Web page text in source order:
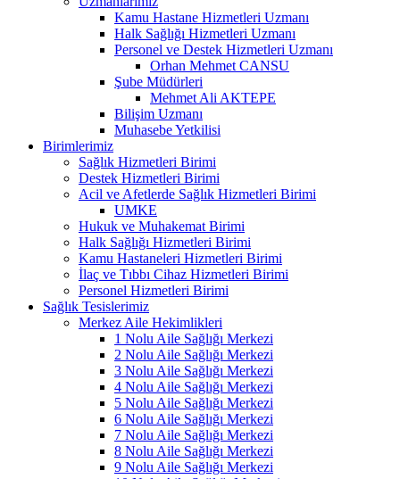
Kamu Hastane Hizmetleri Uzmanı
Halk Sağlığı Hizmetleri Uzmanı
Personel ve Destek Hizmetleri Uzmanı
Orhan Mehmet CANSU
Şube Müdürleri
Mehmet Ali AKTEPE
Bilişim Uzmanı
Muhasebe Yetkilisi
Birimlerimiz
Sağlık Hizmetleri Birimi
Destek Hizmetleri Birimi
Acil ve Afetlerde Sağlık Hizmetleri Birimi
UMKE
Hukuk ve Muhakemat Birimi
Halk Sağlığı Hizmetleri Birimi
Kamu Hastaneleri Hizmetleri Birimi
İlaç ve Tıbbı Cihaz Hizmetleri Birimi
Personel Hizmetleri Birimi
Sağlık Tesislerimiz
Merkez Aile Hekimlikleri
1 Nolu Aile Sağlığı Merkezi
2 Nolu Aile Sağlığı Merkezi
3 Nolu Aile Sağlığı Merkezi
4 Nolu Aile Sağlığı Merkezi
5 Nolu Aile Sağlığı Merkezi
6 Nolu Aile Sağlığı Merkezi
7 Nolu Aile Sağlığı Merkezi
8 Nolu Aile Sağlığı Merkezi
9 Nolu Aile Sağlığı Merkezi